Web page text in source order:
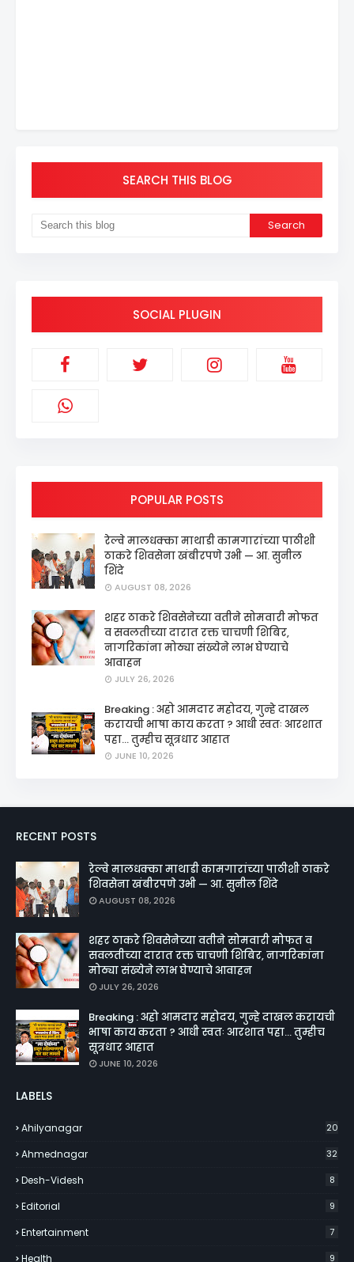
SEARCH THIS BLOG
SOCIAL PLUGIN
POPULAR POSTS
रेल्वे मालधक्का माथाडी कामगारांच्या पाठीशी
ठाकरे शिवसेना खंबीरपणे उभी — आ. सुनील
शिंदे
AUGUST 08, 2026
शहर ठाकरे शिवसेनेच्या वतीने सोमवारी मोफत
व सवलतीच्या दारात रक्त चाचणी शिबिर,
नागरिकांना मोठ्या संख्येने लाभ घेण्याचे
आवाहन
JULY 26, 2026
Breaking : अहो आमदार महोदय, गुन्हे दाखल
करायची भाषा काय करता ? आधी स्वतः आरशात
पहा... तुम्हीच सूत्रधार आहात
JUNE 10, 2026
RECENT POSTS
रेल्वे मालधक्का माथाडी कामगारांच्या पाठीशी ठाकरे
शिवसेना खंबीरपणे उभी — आ. सुनील शिंदे
AUGUST 08, 2026
शहर ठाकरे शिवसेनेच्या वतीने सोमवारी मोफत व
सवलतीच्या दारात रक्त चाचणी शिबिर, नागरिकांना
मोठ्या संख्येने लाभ घेण्याचे आवाहन
JULY 26, 2026
Breaking : अहो आमदार महोदय, गुन्हे दाखल करायची
भाषा काय करता ? आधी स्वतः आरशात पहा... तुम्हीच
सूत्रधार आहात
JUNE 10, 2026
LABELS
Ahilyanagar 20
Ahmednagar 32
Desh-Videsh 8
Editorial 9
Entertainment 7
Health 9